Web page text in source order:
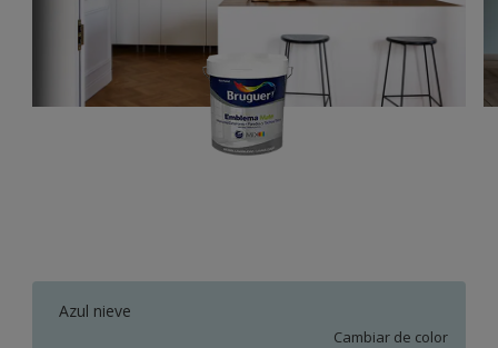
Azul nieve
Cambiar de color